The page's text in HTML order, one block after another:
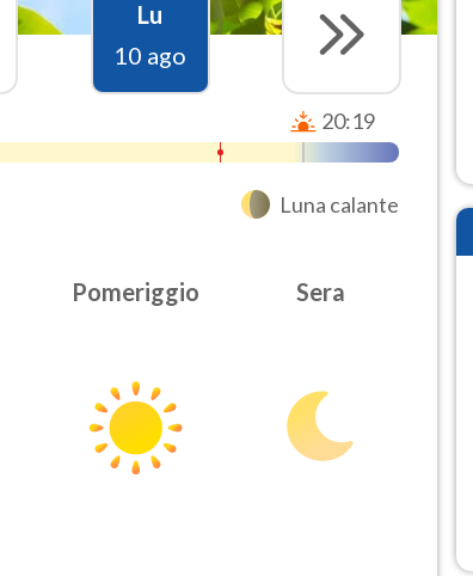
Lu
10 ago
20:19
Luna calante
Pomeriggio Sera